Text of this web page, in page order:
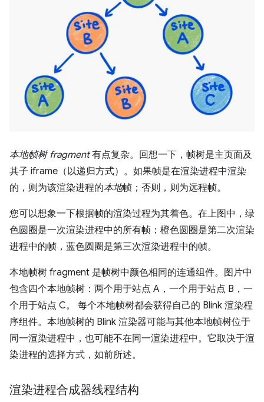
本地帧树 fragment有点复杂。回想一下，帧树是主页面及
其子 iframe（以递归方式）。如果帧是在渲染进程中渲染
的，则为该渲染进程的本地帧；否则，则为远程帧。
您可以想象一下根据帧的渲染过程为其着色。在上图中，绿
色圆圈是一次渲染进程中的所有帧；橙色圆圈是第二次渲染
进程中的帧，蓝色圆圈是第三次渲染进程中的帧。
本地帧树 fragment 是帧树中颜色相同的连通组件。图片中
包含四个本地帧树：两个用于站点 A，一个用于站点 B，一
个用于站点 C。 每个本地帧树都会获得自己的 Blink 渲染程
序组件。本地帧树的 Blink 渲染器可能与其他本地帧树位于
同一渲染进程中，也可能不在同一渲染进程中。它取决于渲
染进程的选择方式，如前所述。
渲染进程合成器线程结构